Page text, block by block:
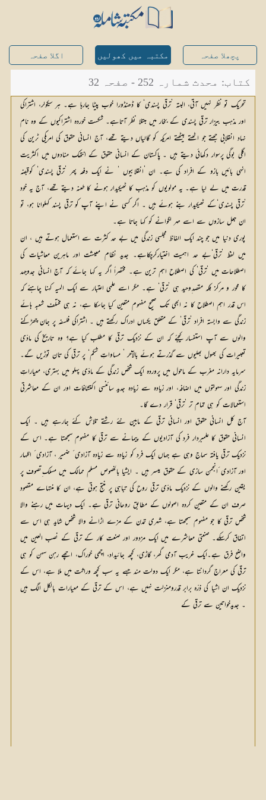
پچھلا صفحہ مکتبہ میں کھولیں اگلا صفحہ
کتاب: محدث شمارہ 252 - صفحہ 32
تحریک تو نظر نہیں آتی، البتہ ’ترقی پسندی‘ کا ڈھنڈورا خوب پیٹا جارہا ہے۔ ہر سیکولر، اشتراکی
اور مذہب بیزار ترقی پسندی کے بخار میں مبتلا نظر آتاہے۔ شکست خوردہ اشتراکیوں کے وہ نام
نہاد انقلابی جھتے جو اٹھتے بیٹھتے امریکہ کو گالیاں دیتے تھے، آج انسانی حقوق کی امریکی ٹرین کی
اگلی بوگی پرسوار دکھائی دیتے ہیں ۔ پاکستان کے انسانی حقوق کے انتھک منادوں میں اکثریت
انہی بائیں بازو کے افراد کی ہے۔ ان ’انقلابیوں ‘ نے ایک دفعہ پھر ’ترقی پسندی‘ کوقبضہ
قدرت میں لے لیا ہے۔ یہ مولویوں کو مذہب کا ٹھیکیدار ہونے کا طعنہ دیتے تھے، آج یہ خود
’ترقی پسندی‘کے ٹھیکیدار بنے ہوئے ہیں ۔ اگر کسی نے اپنے آپ کو ترقی پسند کہلوانا ہو، تو
ان جعل سازوں سے اسے مہر لگوانے کو کہا جاتا ہے۔
پوری دنیا میں جو چند ایک الفاظ مجلسی زندگی میں بے حد کثرت سے استعمال ہوتے ہیں ، ان
میں لفظ ’ترقی‘بے حد اہمیت اختیارکرچکاہے۔ جدید نظام معیشت اور ماہرین معاشیات کی
اصطلاحات میں ’ترقی‘ کی اصطلاح اہم ترین ہے۔ مختصراً اگر یہ کہا جائے کہ آج انسانی جدوجہد
کا محور و مرکز بلکہ مقصد ِوحید ہی ’ترقی‘ ہے۔ مگر اسے علمی اعتبار سے ایک المیہ کہنا چاہئے کہ
اس قدر اہم اصطلاح کا نہ ابھی تک صحیح مفہوم متعین کیا جاسکا ہے، نہ ہی مختلف شعبہ ہائے
زندگی سے وابستہ افراد ’ترقی‘ کے متعلق یکساں ادراک رکھتے ہیں ۔ اشتراکی فلسفہ پر جان چھڑکنے
والوں سے آپ استفسار کیجئے کہ ان کے نزدیک ترقی کا مطلب کیا ہے؟ وہ تاریخ کی مادّی
تعبیرات کی بھول بھلیوں سے گذرتے ہوئے بالآخر ’ مساواتِ شکم‘ پر ترقی کی تان توڑیں گے۔
سرمایہ دارانہ مغرب کے ماحول میں پروردہ ایک شخص زندگی کے مادّی پہلو میں بہتری، معیاراتِ
زندگی اور سہولتوں میں اضافہ، اور زیادہ سے زیادہ جدید سائنسی اکتشافات اور ان کے معاشرتی
استعمالات کو ہی تمام تر ’ترقی‘ قرار دے گا۔
آج کل انسانی حقوق اور انسانی ترقی کے مابین نئے رشتے تلاش کئے جارہے ہیں ۔ ایک
انسانی حقوق کا علمبردار فرد کی آزادیوں کے پیمانے سے ترقی کا مفہوم سمجھتا ہے۔ اس کے
نزدیک ترقی یافتہ سماج وہی ہے جہاں ایک فرد کو زیادہ سے زیادہ آزادی ٴ ضمیر ، آزادی ٴ اظہار
اور آزادی ٴانجمن سازی کے حقوق میسر ہیں ۔ ایشیا بالخصوص مسلم ممالک میں مسلک ِتصوف پر
یقین رکھنے والوں کے نزدیک مادّی ترقی روح کی تباہی پر منتج ہوتی ہے، ان کا منتہاے مقصود
صرف ان کے متعین کردہ اصولوں کے مطابق روحانی ترقی ہے۔ ایک دیہات میں رہنے والا
شخص ترقی کا جو مفہوم سمجھتا ہے، شہری تمدن کے مزے اڑانے والا شخص شاید ہی اس سے
اتفاق کرسکے۔ صنعتی معاشرے میں ایک مزدور اور صنعت کار کے ترقی کے نصب العین میں
واضح فرق ہے۔ایک غریب آدمی گھر، گاڑی، کچھ جائیداد، اچھی خوراک، اچھے رہن سہن کو ہی
ترقی کی معراج گردانتا ہے، مگر ایک دولت مند جسے یہ سب کچھ وراثت میں ملا ہے، اس کے
نزدیک ان اشیا کی ذرّہ برابر قدرومنزلت نہیں ہے، اس کے ترقی کے معیارات بالکل الگ ہیں
۔ جدیدخواتین سے ترقی کے